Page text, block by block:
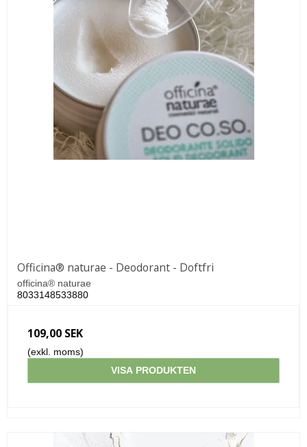
Officina® naturae - Deodorant - Doftfri
officina® naturae
8033148533880
109,00 SEK
(exkl. moms)
VISA PRODUKTEN